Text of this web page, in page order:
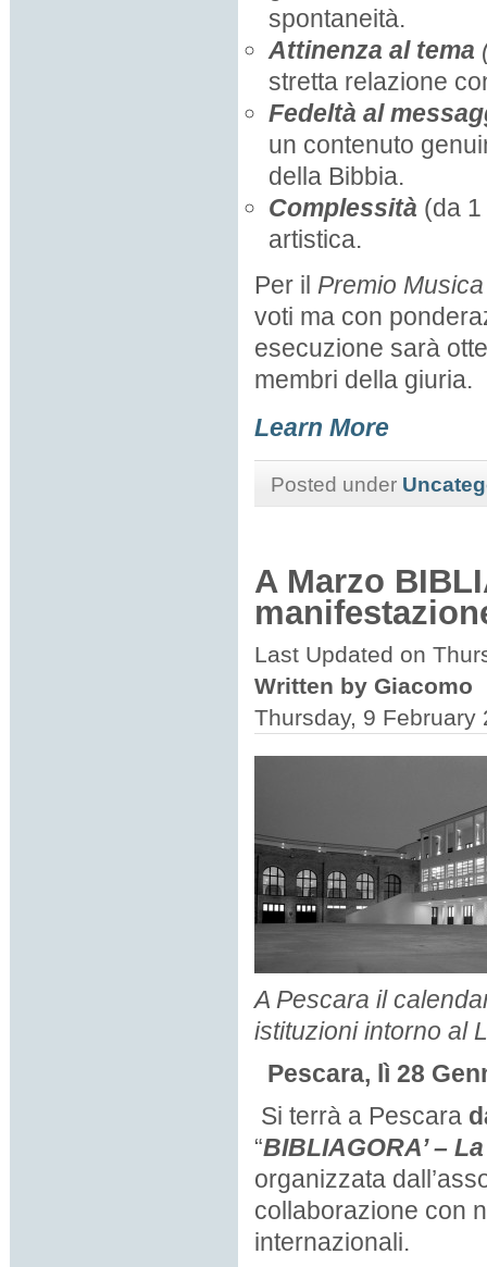
spontaneità.
Attinenza al tema
stretta relazione
Fedeltà al
un contenuto
della Bibbia.
Complessità (da
artistica.
Per il Premio
voti ma con
esecuzione sarà
membri della giuria.
Learn More
Posted under
A Marzo
Last Updated on
Written by Giacomo
Thursday, 9 February
A Pescara il
istituzioni intorno al
Pescara, lì 28
Si terrà a Pescara
“BIBLIAGORA’ –
organizzata
collaborazione con
internazionali.